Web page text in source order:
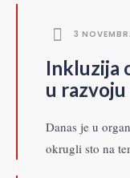
3
Inkluzija
u razvoju
Danas je u
okrugli sto na